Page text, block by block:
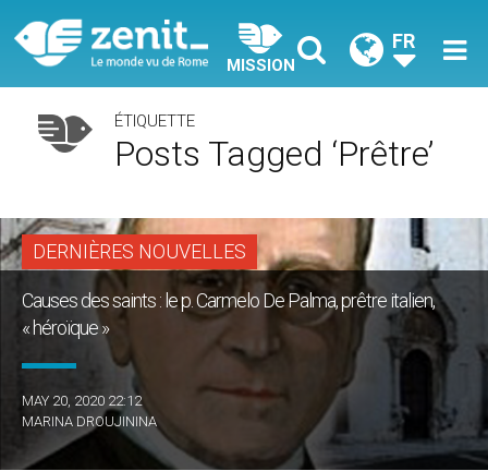
MISSION
FR
ÉTIQUETTE
Posts Tagged ‘prêtre’
DERNIÈRES NOUVELLES
Causes des saints : le p. Carmelo De Palma, prêtre italien,
« héroïque »
MAY 20, 2020 22:12
MARINA DROUJININA